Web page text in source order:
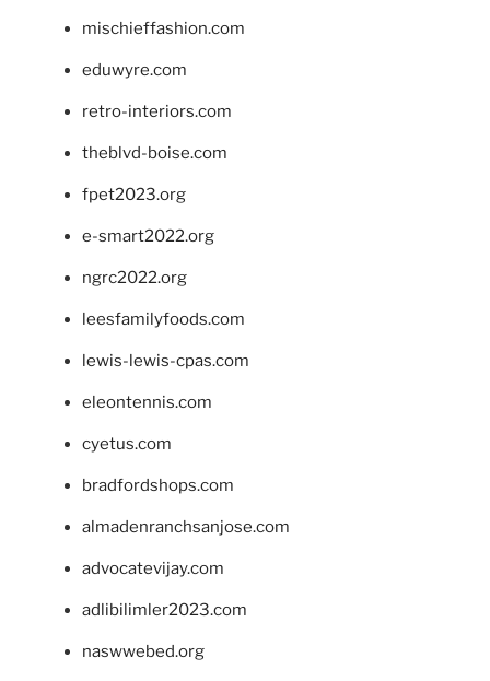
mischieffashion.com
eduwyre.com
retro-interiors.com
theblvd-boise.com
fpet2023.org
e-smart2022.org
ngrc2022.org
leesfamilyfoods.com
lewis-lewis-cpas.com
eleontennis.com
cyetus.com
bradfordshops.com
almadenranchsanjose.com
advocatevijay.com
adlibilimler2023.com
naswwebed.org